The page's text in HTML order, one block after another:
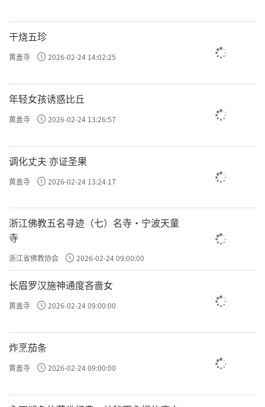
干烧五珍
黄盖寺 2026-02-24 14:02:25
年轻女孩诱惑比丘
黄盖寺 2026-02-24 13:26:57
调化丈夫 亦证圣果
黄盖寺 2026-02-24 13:24:17
浙江佛教五名寻迹（七）名寺·宁波天童
寺
浙江省佛教协会 2026-02-24 09:00:00
长眉罗汉施神通度吝啬女
黄盖寺 2026-02-24 09:00:00
炸烹茄条
黄盖寺 2026-02-24 09:00:00